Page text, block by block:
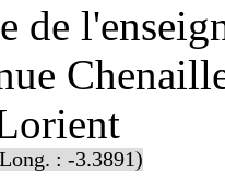
de
: -3.3891)